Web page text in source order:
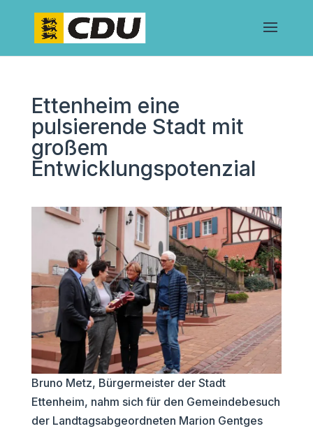
Ettenheim eine
pulsierende Stadt mit
großem
Entwicklungspotenzial
Bruno Metz, Bürgermeister der Stadt
Ettenheim, nahm sich für den Gemeindebesuch
der Landtagsabgeordneten Marion Gentges